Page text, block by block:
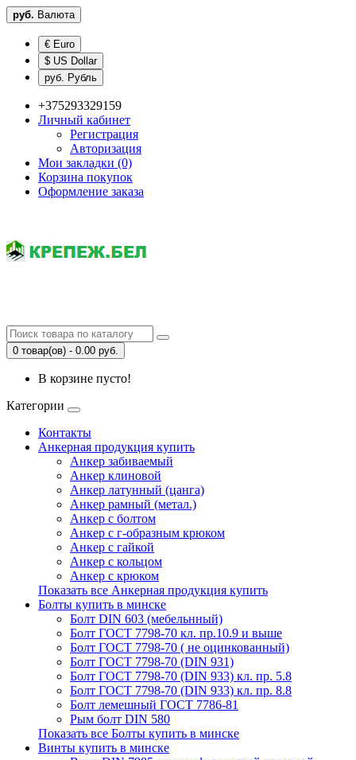
руб. Валюта
€ Euro
$ US Dollar
руб. Рубль
+375293329159
Личный кабинет
Регистрация
Авторизация
Мои закладки (0)
Корзина покупок
Оформление заказа
0 товар(ов) - 0.00 руб.
В корзине пусто!
Категории
Контакты
Анкерная продукция купить
Анкер забиваемый
Анкер клиновой
Анкер латунный (цанга)
Анкер рамный (метал.)
Анкер с болтом
Анкер с г-образным крюком
Анкер с гайкой
Анкер с кольцом
Анкер с крюком
Показать все Анкерная продукция купить
Болты купить в минске
Болт DIN 603 (мебельнный)
Болт ГОСТ 7798-70 кл. пр.10.9 и выше
Болт ГОСТ 7798-70 ( не оцинкованный)
Болт ГОСТ 7798-70 (DIN 931)
Болт ГОСТ 7798-70 (DIN 933) кл. пр. 5.8
Болт ГОСТ 7798-70 (DIN 933) кл. пр. 8.8
Болт лемешный ГОСТ 7786-81
Рым болт DIN 580
Показать все Болты купить в минске
Винты купить в минске